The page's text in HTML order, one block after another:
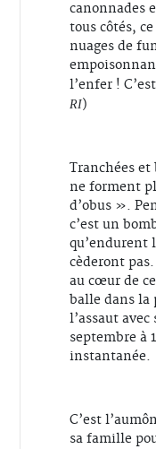
canonnades
tous côtés,
nuages de
l’enfer !
RI)
Tranchées et
ne forment
d’obus ».
c’est un
qu’endurent
cèderont
au cœur de
balle dans
l’assaut
septembre à
instantanée.
C’est
sa famille